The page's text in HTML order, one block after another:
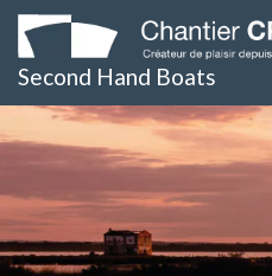
Skip
content
Second Hand Boats